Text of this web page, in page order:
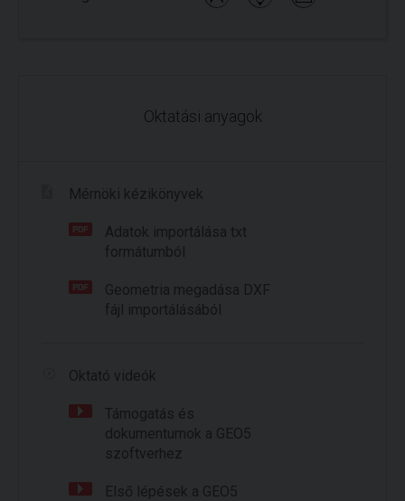
Oktatási anyagok
Mérnöki kézikönyvek
Adatok importálása txt
formátumból
Geometria megadása DXF
fájl importálásából
Oktató videók
Támogatás és
dokumentumok a GEO5
szoftverhez
Első lépések a GEO5